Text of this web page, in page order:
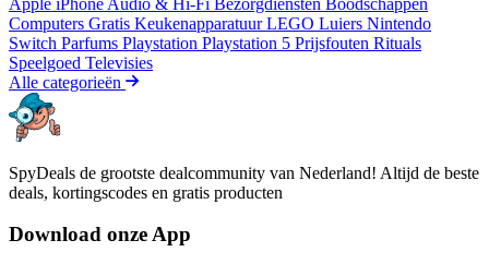
Computers Gratis KeukenapparatuurLEGO Luiers Nintendo
Switch Parfums Playstation Playstation 5 Prijsfouten Rituals
Speelgoed Televisies
Alle categorieën
SpyDeals de grootste dealcommunity van Nederland! Altijd de beste
deals, kortingscodes en gratis producten
Download onze App